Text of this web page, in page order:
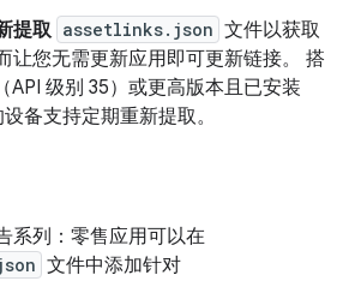
提取 assetlinks.json 文件以获取
让您无需更新应用即可更新链接。 搭
API 级别 35）或更高版本且已安装
备支持定期重新提取。
系列：零售应用可以在
文件中添加针对